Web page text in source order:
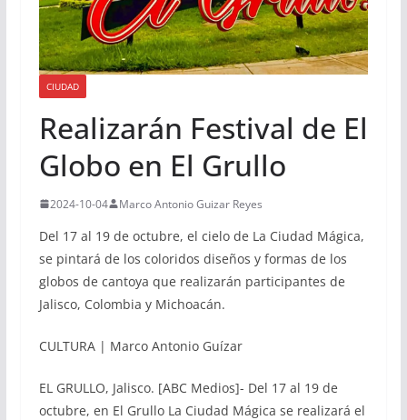
CIUDAD
Realizarán Festival de El
Globo en El Grullo
2024-10-04 Marco Antonio Guizar Reyes
Del 17 al 19 de octubre, el cielo de La Ciudad Mágica,
se pintará de los coloridos diseños y formas de los
globos de cantoya que realizarán participantes de
Jalisco, Colombia y Michoacán.
CULTURA | Marco Antonio Guízar
EL GRULLO, Jalisco. [ABC Medios]- Del 17 al 19 de
octubre, en El Grullo La Ciudad Mágica se realizará el